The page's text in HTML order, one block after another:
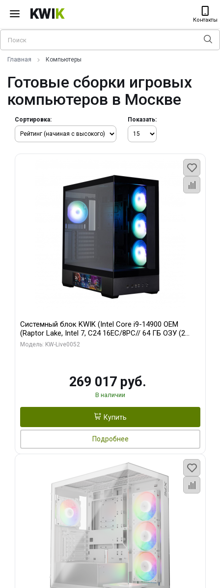
KWIK Контакты
Главная Компьютеры
Готовые сборки игровых
компьютеров в Москве
Сортировка: Показать:
Системный блок KWIK (Intel Core i9-14900 OEM
(Raptor Lake, Intel 7, C24 16EC/8PC// 64 ГБ ОЗУ (2
модуля)/ Palit RTX5080 GAMINGPRO OC 16GB GDDR7
Модель: KW-Live0052
269 017 руб.
В наличии
Купить
Подробнее